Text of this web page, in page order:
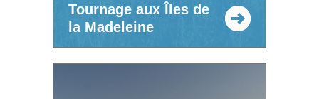
Tournage aux Îles de
la Madeleine